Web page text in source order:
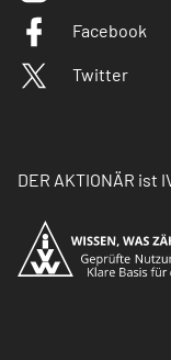
Facebook
Twitter
DER AKTIONÄR ist